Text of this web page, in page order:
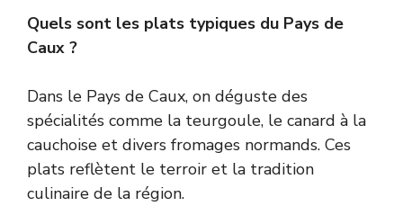
Quels sont les plats typiques du Pays de
Caux ?
Dans le Pays de Caux, on déguste des
spécialités comme la teurgoule, le canard à la
cauchoise et divers fromages normands. Ces
plats reflètent le terroir et la tradition
culinaire de la région.